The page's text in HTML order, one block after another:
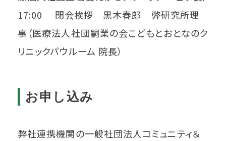
17:00 閉会挨拶 黒木春郎 弊研究所理
事（医療法人社団嗣業の会こどもとおとなのク
リニックパウルーム 院長）
お申し込み
弊社連携機関の⼀般社団法人コミュニティ＆